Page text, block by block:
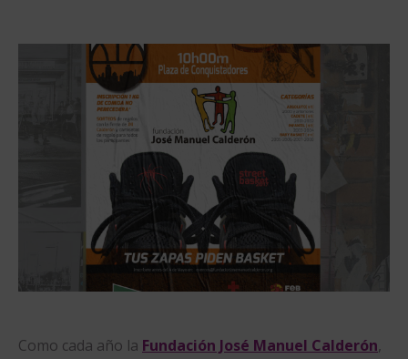
Como cada año la Fundación José Manuel Calderón,